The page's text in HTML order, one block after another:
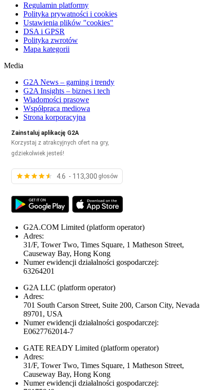
Regulamin platformy
Polityka prywatności i cookies
Ustawienia plików "cookies"
DSA i GPSR
Polityka zwrotów
Mapa kategorii
Media
G2A News – gaming i trendy
G2A Insights – biznes i tech
Wiadomości prasowe
Współpraca mediowa
Strona korporacyjna
Zainstaluj aplikację G2A
Korzystaj z atrakcyjnych ofert na gry,
gdziekolwiek jesteś!
4.6 - 113,300 głosów
G2A.COM Limited (platform operator)
Adres:
31/F, Tower Two, Times Square, 1 Matheson Street,
Causeway Bay, Hong Kong
Numer ewidencji działalności gospodarczej:
63264201
G2A LLC (platform operator)
Adres:
701 South Carson Street, Suite 200, Carson City, Nevada
89701, USA
Numer ewidencji działalności gospodarczej:
E0627762014-7
GATE READY Limited (platform operator)
Adres:
31/F, Tower Two, Times Square, 1 Matheson Street,
Causeway Bay, Hong Kong
Numer ewidencji działalności gospodarczej: